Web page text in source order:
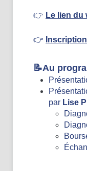
👉 Le lien du
👉
📝Au
par Lise